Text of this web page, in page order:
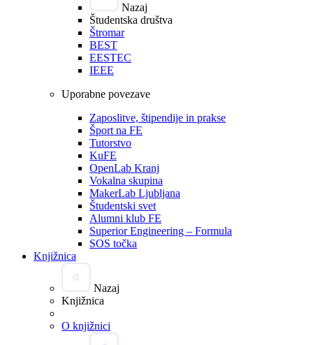
Nazaj
Študentska društva
Štromar
BEST
EESTEC
IEEE
Uporabne povezave
Zaposlitve, štipendije in prakse
Šport na FE
Tutorstvo
KuFE
OpenLab Kranj
Vokalna skupina
MakerLab Ljubljana
Študentski svet
Alumni klub FE
Superior Engineering – Formula
SOS točka
Knjižnica
Nazaj
Knjižnica
O knjižnici